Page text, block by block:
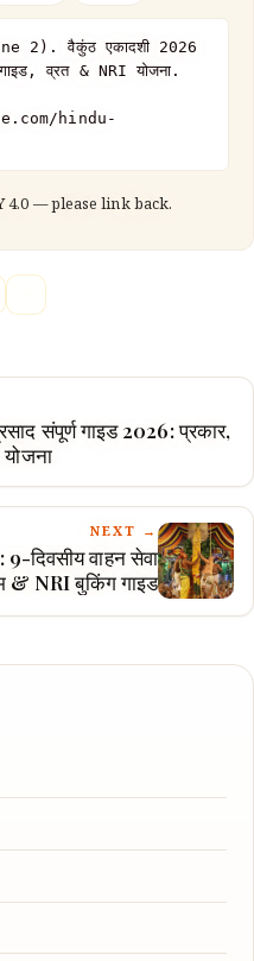
2). वैकुंठ एकादशी 2026
व्रत & NRI योजना.
hindu-
4.0 — please link back.
संपूर्ण गाइड 2026: प्रकार,
NEXT →
दिवसीय वाहन सेवा
& NRI बुकिंग गाइड